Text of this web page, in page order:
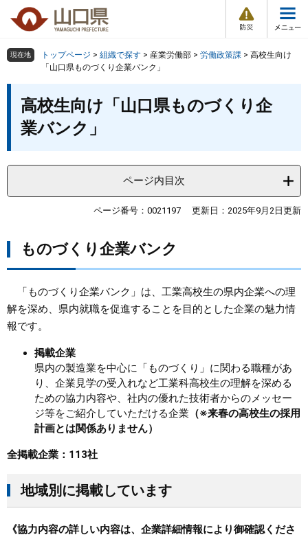
の
頭
ー
飛
情
報
メ
ュ
組織で探す
教育・文化・スポーツ
しごと・産業・観光
まちづくり
県政情報
検索の仕方 組織で探す サイトマップで探す
現在地 トップページ > 組織で探す > 産業労働部 > 労働政策課 > 高校生向け
「山口県ものづくり企業バンク」
高校生向け「山口県ものづくり企
業バンク」
ページ内目次
ページ番号：0021197 更新日：2025年9月2日更新
ものづくり企業バンク
「ものづくり企業バンク」は、工業高校生の県内企業への理
解を深め、県内就職を促進することを目的とした企業の魅力情
報です。
掲載企業
県内の製造業を中心に「ものづくり」に関わる職種があ
り、企業見学の受入れなど工業科高校生の理解を深める
ための協力内容や、社内の優れた技術者からのメッセー
ジ等をご紹介していただける企業 （※来春の高校生の採用
計画とは関係ありません）
全掲載企業：113社
地域別に掲載しています
《協力内容の詳しい内容は、企業詳細情報により御確認くださ